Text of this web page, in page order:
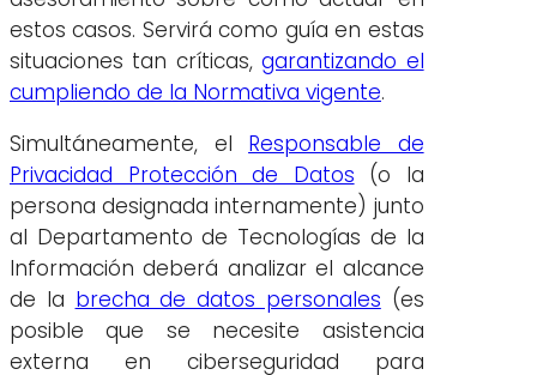
estos casos. Servirá como guía en estas
situaciones tan críticas,garantizando el
cumpliendo de la Normativa vigente.
Simultáneamente, el Responsable de
Privacidad Protección de Datos (o la
persona designada internamente) junto
al Departamento de Tecnologías de la
Información deberá analizar el alcance
de la brecha de datos personales (es
posible que se necesite asistencia
externa en ciberseguridad para